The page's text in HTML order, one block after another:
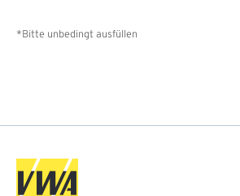
*Bitte unbedingt ausfüllen